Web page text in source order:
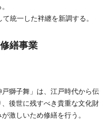
統一した袢纏を新調する。
繕事業
獅子舞」は、江戸時代から伝
後世に残すべき貴重な文化財
激しいため修繕を行う。